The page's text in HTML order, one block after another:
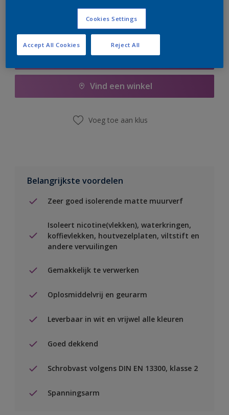
Boodschappenlijst
Vind een winkel
Voeg toe aan klus
Belangrijkste voordelen
Zeer goed isolerende matte muurverf
Isoleert nicotine(vlekken), waterkringen,
koffievlekken, houtvezelplaten, viltstift en
andere vervuilingen
Gemakkelijk te verwerken
Oplosmiddelvrij en geurarm
Leverbaar in wit en vrijwel alle kleuren
Goed dekkend
Schrobvast volgens DIN EN 13300, klasse 2
Spanningsarm
Cookies Settings
Reject All
Accept All Cookies